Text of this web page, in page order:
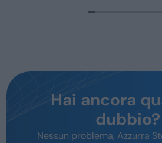
Hai ancora
dubbio?
Nessun problema, Azzurra